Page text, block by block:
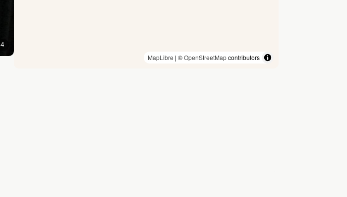
4
MapLibre | ©OpenStreetMapcontributors